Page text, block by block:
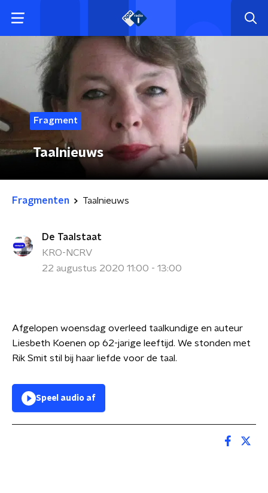
Fragment
Taalnieuws
Fragmenten Taalnieuws
De Taalstaat
KRO-NCRV
22 augustus 2020 11:00 - 13:00
Afgelopen woensdag overleed taalkundige en auteur
Liesbeth Koenen op 62-jarige leeftijd. We stonden met
Rik Smit stil bij haar liefde voor de taal.
Speel audio af